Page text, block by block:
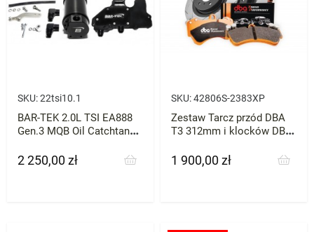
SKU:22tsi10.1
BAR-TEK 2.0L TSI EA888
Gen.3 MQB Oil Catchtank
Cena
2 250,00 zł
SKU:42806S-2383XP
Zestaw Tarcz przód DBA
T3 312mm i klocków DBA
TD VW SEAT SKODA MQB
Cena
1 900,00 zł